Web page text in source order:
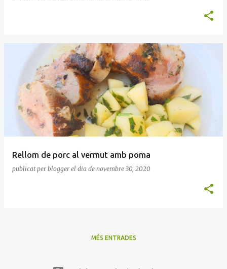
Rellom de porc al vermut amb poma
publicat per blogger el dia de novembre 30, 2020
MÉS ENTRADES